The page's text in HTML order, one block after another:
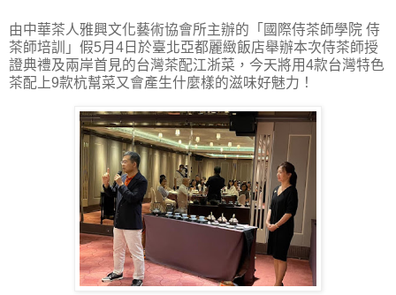
由中華茶人雅興文化藝術協會所主辦的「國際侍茶師學院 侍
茶師培訓」假5月4日於臺北亞都麗緻飯店舉辦本次侍茶師授
證典禮及兩岸首見的台灣茶配江浙菜，今天將用4款台灣特色
茶配上9款杭幫菜又會產生什麼樣的滋味好魅力！